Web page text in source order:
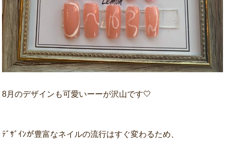
8月のデザインも可愛いーーが沢山です🤍
ﾃﾞｻﾞｲﾝが豊富なネイルの流行はすぐ変わるため、